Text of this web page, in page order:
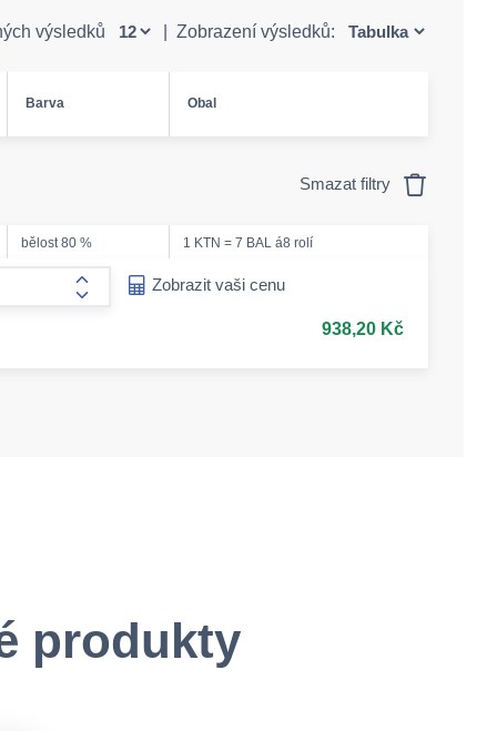
výsledků Zobrazení výsledků:
Barva Obal
Smazat filtry
bělost 80 % 1 KTN = 7 BAL á8 rolí
form.increase-amount
Zobrazit vaši cenu
938,20 Kč
produkty